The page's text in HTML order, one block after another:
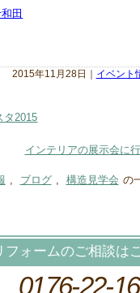
2015年11月28日｜ イベント
タ2015
インテリアの展示会に
, ブログ , 構造見学会 の
フォームのご相談は
0176-22-